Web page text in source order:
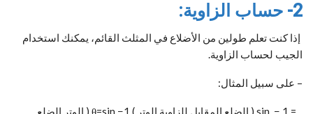
2- حساب الزاوية:
إذا كنت تعلم طولين من الأضلاع في المثلث القائم، يمكنك استخدام
الجيب لحساب الزاوية.
– على سبيل المثال: